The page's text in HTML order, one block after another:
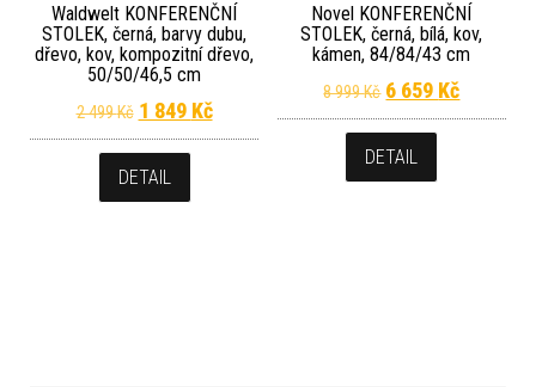
Waldwelt KONFERENČNÍ
STOLEK, černá, barvy dubu,
dřevo, kov, kompozitní dřevo,
50/50/46,5 cm
2 499Kč Původní cena byla: 2 499 Kč.
1 849 KčAktuální cena je: 1 849 Kč.
DETAIL
Novel KONFERENČNÍ
STOLEK, černá, bílá, kov,
kámen, 84/84/43 cm
8 999Kč Původní cena
6 659 KčAktuální
DETAIL